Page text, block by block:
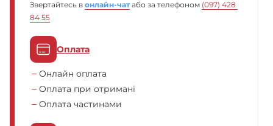
Звертайтесь в онлайн-чат або за телефоном (097) 428
84 55
Оплата
Онлайн оплата
Оплата при отримані
Оплата частинами